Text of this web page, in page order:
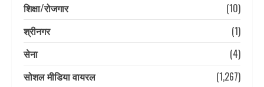
शिक्षा/रोजगार
(10)
श्रीनगर
(1)
सेना
(4)
सोशल मीडिया वायरल
(1,267)